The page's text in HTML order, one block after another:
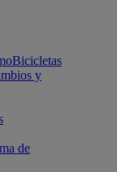
Bicicletas
y
de